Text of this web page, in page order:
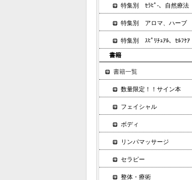
特集別 ｾﾗﾋﾟ-、自然療法
特集別 アロマ、ハーブ
特集別 ｽﾋﾟﾘﾁｭｱﾙ、ｾﾙﾌｹｱ
書籍
書籍一覧
数量限定！！サイン本
フェイシャル
ボディ
リンパマッサージ
セラピー
整体・療術